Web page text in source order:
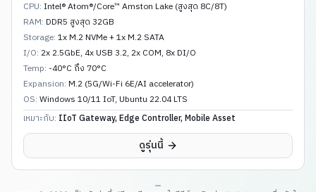
CPU: Intel® Atom®/Core™ Amston Lake (สูงสุด 8C/8T)
RAM: DDR5 สูงสุด 32GB
Storage: 1x M.2 NVMe + 1x M.2 SATA
I/O: 2x 2.5GbE, 4x USB 3.2, 2x COM, 8x DI/O
Temp: -40°C ถึง 70°C
Expansion: M.2 (5G/Wi-Fi 6E/AI accelerator)
OS: Windows 10/11 IoT, Ubuntu 22.04 LTS
เหมาะกับ: IIoT Gateway, Edge Controller, Mobile Asset
ดูรุ่นนี้